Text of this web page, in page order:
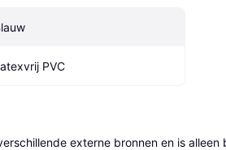
PVC
externe bronnen en is alleen